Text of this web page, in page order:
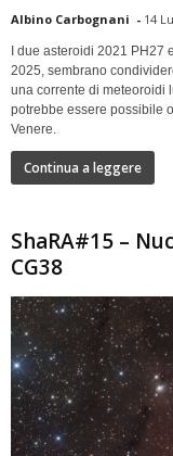
Albino Carbognani - 14
I due asteroidi 2021 PH27
2025, sembrano
una corrente di meteoroidi
potrebbe essere possibile
Venere.
Continua a leggere
ShaRA#15 –
CG38